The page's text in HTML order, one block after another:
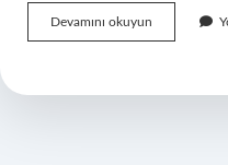
Devamını okuyun
2